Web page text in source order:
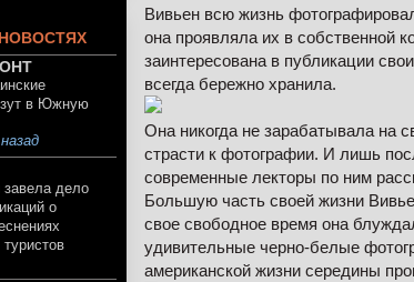
Вивьен всю жизнь
она проявляла их в собственной
заинтересована в публикации
всегда бережно хранила.
Она никогда не зарабатывала на
страсти к фотографии. И лишь
современные лекторы по ним
Большую часть своей жизни
свое свободное время она
удивительные черно-белые
американской жизни середины
в Южную
дело
о